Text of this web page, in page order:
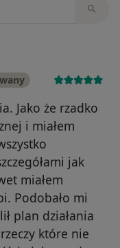
Jako że rzadko
i miałem
jak
miałem
Podobało mi
plan działania
które nie